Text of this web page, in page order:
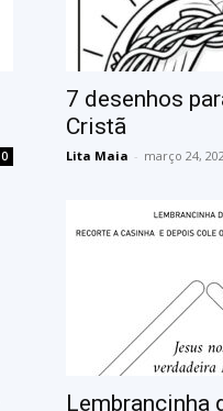
0
7 desenhos
Cristã
Lita Maia - março 24,
Lembrancinha